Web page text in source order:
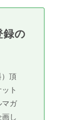
録の
頂
ト
マガ
し